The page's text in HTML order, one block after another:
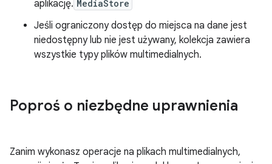
aplikację. MediaStore
Jeśli ograniczony dostęp do miejsca na dane jest
niedostępny lub nie jest używany, kolekcja zawiera
wszystkie typy plików multimedialnych.
Poproś o niezbędne uprawnienia
Zanim wykonasz operacje na plikach multimedialnych,